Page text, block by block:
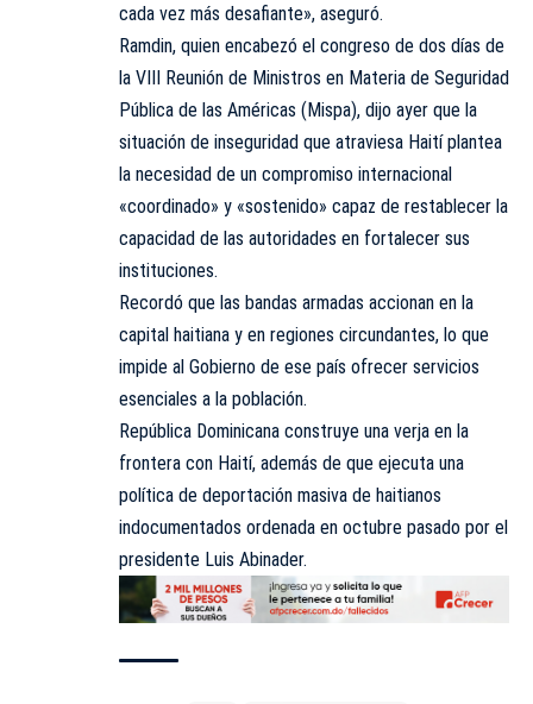
cada vez más desafiante», aseguró.
Ramdin, quien encabezó el congreso de dos días de
la VIII Reunión de Ministros en Materia de Seguridad
Pública de las Américas (Mispa), dijo ayer que la
situación de inseguridad que atraviesa Haití plantea
la necesidad de un compromiso internacional
«coordinado» y «sostenido» capaz de restablecer la
capacidad de las autoridades en fortalecer sus
instituciones.
Recordó que las bandas armadas accionan en la
capital haitiana y en regiones circundantes, lo que
impide al Gobierno de ese país ofrecer servicios
esenciales a la población.
República Dominicana construye una verja en la
frontera con Haití, además de que ejecuta una
política de deportación masiva de haitianos
indocumentados ordenada en octubre pasado por el
presidente Luis Abinader.